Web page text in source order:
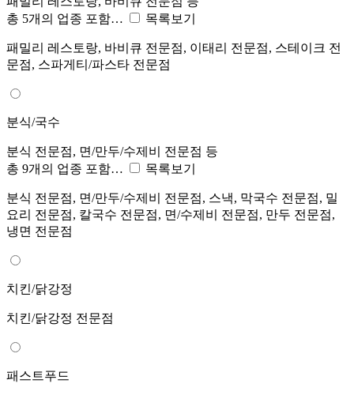
총 5개의 업종 포함…
목록보기
패밀리 레스토랑, 바비큐 전문점, 이태리 전문점, 스테이크 전
문점, 스파게티/파스타 전문점
분식/국수
분식 전문점, 면/만두/수제비 전문점 등
총 9개의 업종 포함…
목록보기
분식 전문점, 면/만두/수제비 전문점, 스낵, 막국수 전문점, 밀
요리 전문점, 칼국수 전문점, 면/수제비 전문점, 만두 전문점,
냉면 전문점
치킨/닭강정
치킨/닭강정 전문점
패스트푸드